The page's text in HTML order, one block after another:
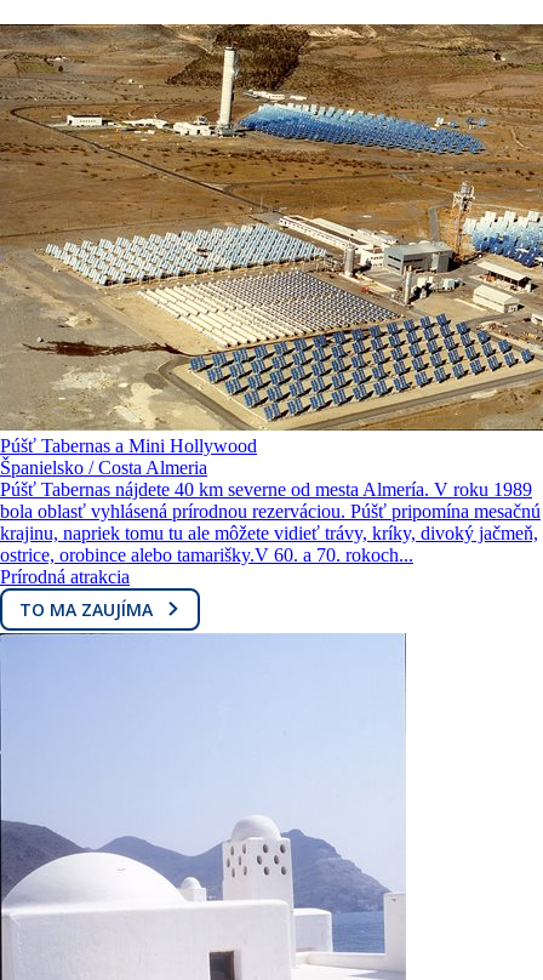
Púšť Tabernas a Mini Hollywood
Španielsko / Costa Almeria
Púšť Tabernas nájdete 40 km severne od mesta Almería. V roku 1989
bola oblasť vyhlásená prírodnou rezerváciou. Púšť pripomína mesačnú
krajinu, napriek tomu tu ale môžete vidieť trávy, kríky, divoký jačmeň,
ostrice, orobince alebo tamarišky.V 60. a 70. rokoch...
Prírodná atrakcia
TO MA ZAUJÍMA